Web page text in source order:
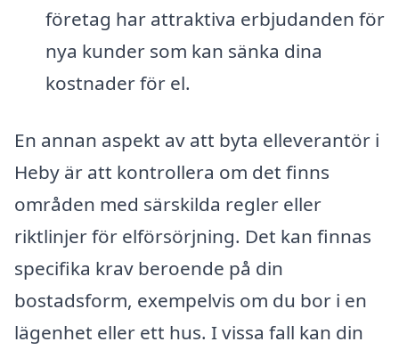
företag har attraktiva erbjudanden för
nya kunder som kan sänka dina
kostnader för el.
En annan aspekt av att byta elleverantör i
Heby är att kontrollera om det finns
områden med särskilda regler eller
riktlinjer för elförsörjning. Det kan finnas
specifika krav beroende på din
bostadsform, exempelvis om du bor i en
lägenhet eller ett hus. I vissa fall kan din